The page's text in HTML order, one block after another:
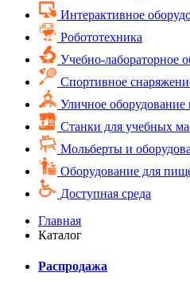
Интерактивное
Робототехника
Учебно-лабораторное
Спортивное
Уличное
Cтанки для учебных
Мольберты и
Оборудование для
Доступная среда
Главная
Каталог
Распродажа